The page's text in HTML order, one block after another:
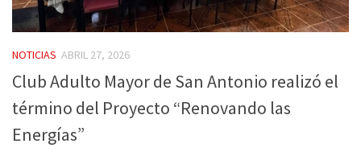
NOTICIAS ABRIL 27, 2026
Club Adulto Mayor de San Antonio realizó el
término del Proyecto “Renovando las
Energías”